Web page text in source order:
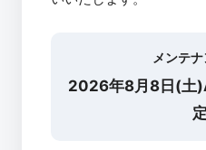
メンテ
2026年8月8日(